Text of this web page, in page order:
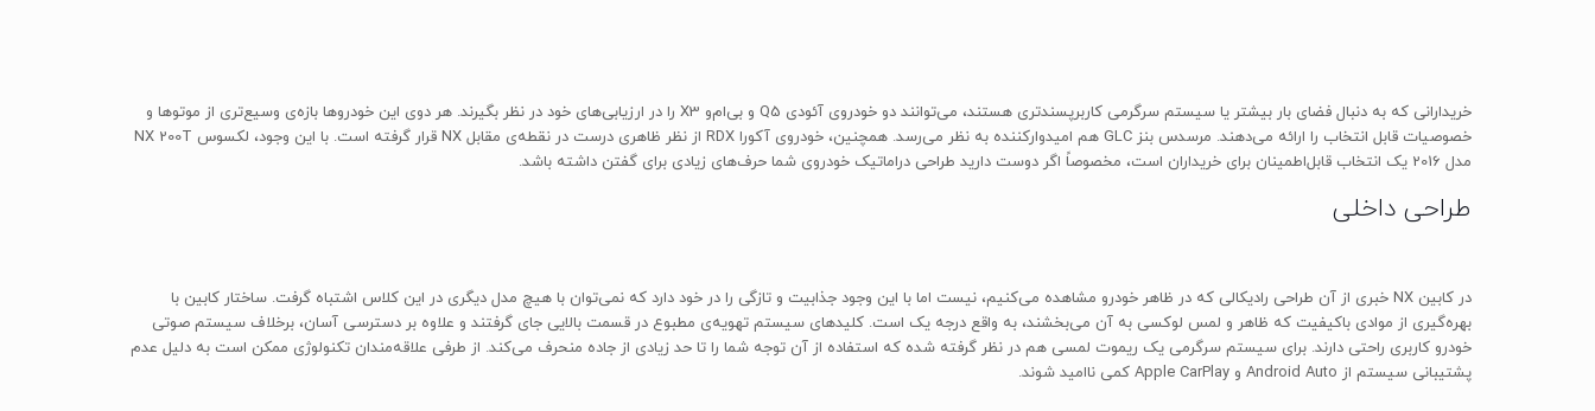
خریدارانی که به دنبال فضای بار بیشتر یا سیستم سرگرمی کاربرپسندتری هستند، می‌توانند دو خودروی آئودی Q5 و بی‌ام‌و X3 را در ارزیابی‌های خود در نظر بگیرند. هر دوی این خودروها بازه‌ی وسیع‌تری از موتوها و
خصوصیات قابل انتخاب را ارائه می‌دهند. مرسدس بنز GLC هم امیدوارکننده به نظر می‌رسد. همچنین، خودروی آکورا RDX از نظر ظاهری درست در نقطه‌ی مقابل NX قرار گرفته است. با این وجود، لکسوس NX 200T
مدل 2016 یک انتخاب قابل‌اطمینان برای خریداران است، مخصوصاً اگر دوست دارید طراحی دراماتیک خودروی شما حرف‌های زیادی برای گفتن داشته باشد.
طراحی داخلی
در کابین NX خبری از آن طراحی رادیکالی که در ظاهر خودرو مشاهده می‌کنیم، نیست اما با این وجود جذابیت و تازگی را در خود دارد که نمی‌توان با هیچ مدل دیگری در این کلاس اشتباه گرفت. ساختار کابین با
بهره‌گیری از موادی باکیفیت که ظاهر و لمس لوکسی به آن می‌بخشند، به واقع درجه یک است. کلیدهای سیستم تهویه‌ی مطبوع در قسمت بالایی جای گرفتند و علاوه بر دسترسی آسان، برخلاف سیستم صوتی
خودرو کاربری راحتی دارند. برای سیستم سرگرمی یک ریموت لمسی هم در نظر گرفته شده که استفاده از آن توجه شما را تا حد زیادی از جاده منحرف می‌کند. از طرفی علاقه‌مندان تکنولوژی ممکن است به دلیل عدم
پشتیبانی سیستم از Android Auto و Apple CarPlay کمی ناامید شوند.